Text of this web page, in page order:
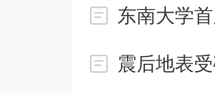
简称主管税务
设备退税的备
震后地表